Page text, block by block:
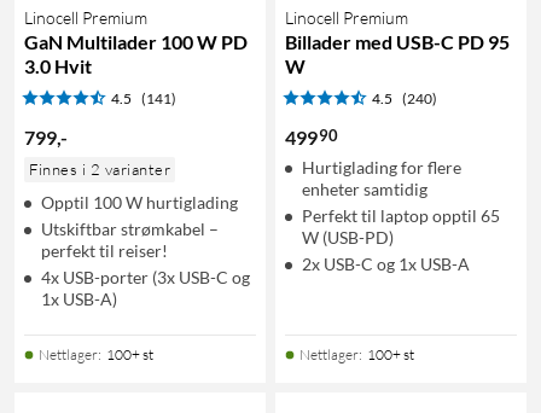
Linocell Premium
GaN Multilader 100 W PD
3.0 Hvit
4.5 (141)
799,-
Finnes i 2 varianter
Opptil 100 W hurtiglading
Utskiftbar strømkabel –
perfekt til reiser!
4x USB-porter (3x USB-C og
1x USB-A)
Nettlager: 100+ st
Linocell Premium
Billader med USB-C PD 95
W
4.5 (240)
49990
Hurtiglading for flere
enheter samtidig
Perfekt til laptop opptil 65
W (USB-PD)
2x USB-C og 1x USB-A
Nettlager: 100+ st